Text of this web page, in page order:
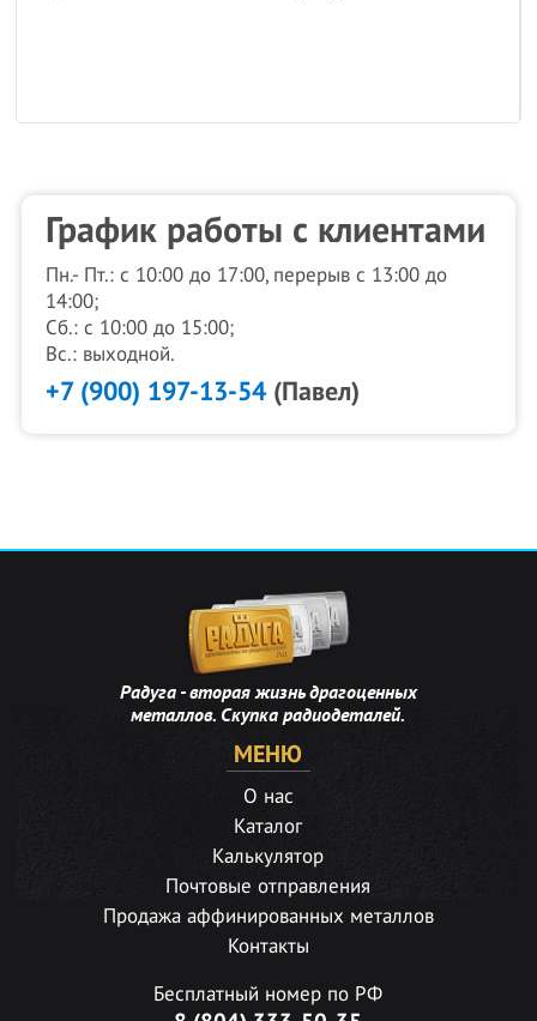
График работы с клиентами
Пн.- Пт.: с 10:00 до 17:00, перерыв с 13:00 до
14:00;
Сб.: с 10:00 до 15:00;
Вс.: выходной.
+7 (900) 197-13-54(Павел)
Радуга - вторая жизнь драгоценных
металлов. Скупка радиодеталей.
МЕНЮ
О нас
Каталог
Калькулятор
Почтовые отправления
Продажа аффинированных металлов
Контакты
Бесплатный номер по РФ